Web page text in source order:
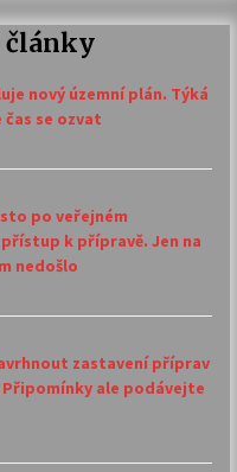
články
nový územní plán. Týká
čas se ozvat
po veřejném
k přípravě. Jen na
nedošlo
zastavení příprav
Připomínky ale podávejte